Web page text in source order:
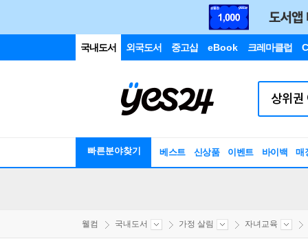
국내도서 외국도서 중고샵 eBook 크레마클럽
빠른분야찾기 베스트 신상품 이벤트 바이백 매
웰컴 국내도서 가정 살림 자녀교육